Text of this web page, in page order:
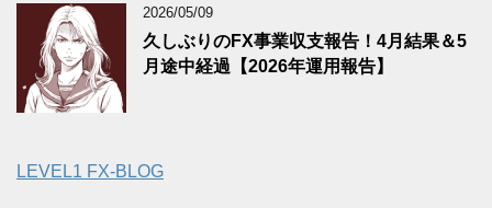
2026/05/09
久しぶりのFX事業収支報告！4月結果＆5
月途中経過【2026年運用報告】
LEVEL1 FX-BLOG